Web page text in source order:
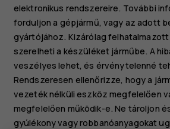
elektronikus rendszereire. További
forduljon a gépjármű, vagy az adott
gyártójához. Kizárólag
szerelheti a készüléket járműbe. A
veszélyes lehet, és érvénytelenné
Rendszeresen ellenőrizze, hogy a
vezeték nélküli eszköz megfelelően
megfelelően működik-e. Ne tároljon
gyúlékony vagy robbanóanyagokat